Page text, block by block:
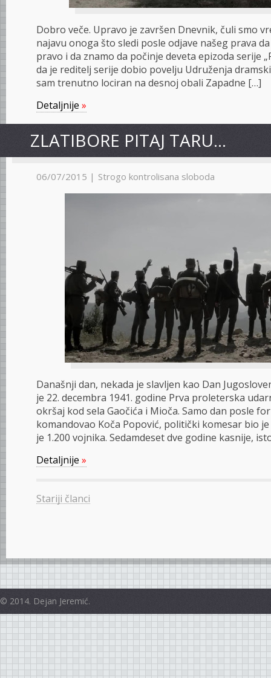
Dobro veče. Upravo je završen Dnevnik, čuli smo
najavu onoga što sledi posle odjave našeg prava
pravo i da znamo da počinje deveta epizoda serije
da je reditelj serije dobio povelju Udruženja
sam trenutno lociran na desnoj obali Zapadne […]
Detaljnije »
ZLATIBORE PITAJ TARU…
06/07/2015 | Strogo kontrolisana sloboda
Današnji dan, nekada je slavljen kao Dan
je 22. decembra 1941. godine Prva proleterska
okršaj kod sela Gaočića i Mioča. Samo dan posle
komandovao Koča Popović, politički komesar bio
je 1.200 vojnika. Sedamdeset dve godine kasnije,
Detaljnije »
Stariji članci
© 2014. Dejan Jeremić.